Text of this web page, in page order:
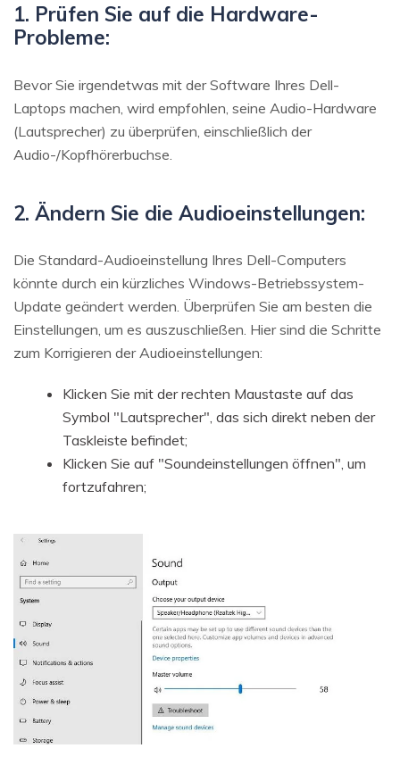
1. Prüfen Sie auf die Hardware-
Probleme:
Bevor Sie irgendetwas mit der Software Ihres Dell-
Laptops machen, wird empfohlen, seine Audio-Hardware
(Lautsprecher) zu überprüfen, einschließlich der
Audio-/Kopfhörerbuchse.
2. Ändern Sie die Audioeinstellungen:
Die Standard-Audioeinstellung Ihres Dell-Computers
könnte durch ein kürzliches Windows-Betriebssystem-
Update geändert werden. Überprüfen Sie am besten die
Einstellungen, um es auszuschließen. Hier sind die Schritte
zum Korrigieren der Audioeinstellungen:
Klicken Sie mit der rechten Maustaste auf das
Symbol "Lautsprecher", das sich direkt neben der
Taskleiste befindet;
Klicken Sie auf "Soundeinstellungen öffnen", um
fortzufahren;